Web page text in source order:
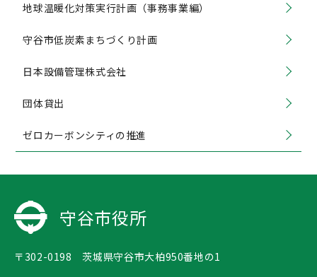
地球温暖化対策実行計画（事務事業編）
守谷市低炭素まちづくり計画
日本設備管理株式会社
団体貸出
ゼロカーボンシティの推進
守谷市役所
〒302-0198 茨城県守谷市大柏950番地の1